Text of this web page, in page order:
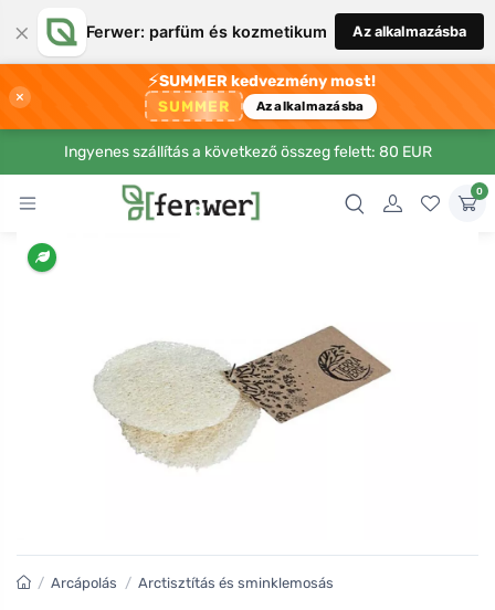
× Ferwer: parfüm és kozmetikum Az alkalmazásba
×
⚡SUMMER kedvezmény most!
SUMMER Az alkalmazásba
Ingyenes szállítás a következő összeg felett: 80 EUR
0
/ Arcápolás / Arctisztítás és sminklemosás